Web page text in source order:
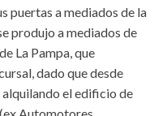
puertas a mediados de la
produjo a mediados de
La Pampa, que
dado que desde
alquilando el edificio de